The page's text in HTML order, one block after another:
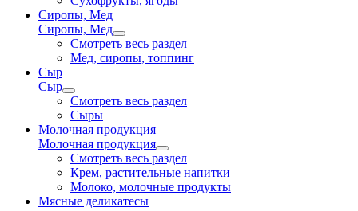
Сиропы, Мед
Сиропы, Мед
Смотреть весь раздел
Мед, сиропы, топпинг
Сыр
Сыр
Смотреть весь раздел
Сыры
Молочная продукция
Молочная продукция
Смотреть весь раздел
Крем, растительные напитки
Молоко, молочные продукты
Мясные деликатесы